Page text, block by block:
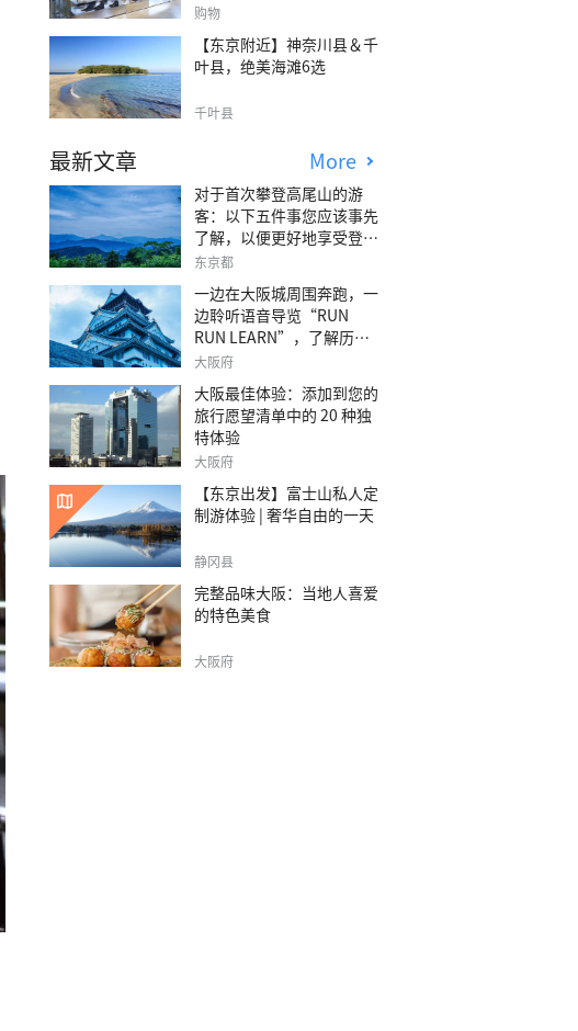
购物
【东京附近】神奈川县＆千
叶县，绝美海滩6选
千叶县
最新文章 More
对于首次攀登高尾山的游
客：以下五件事您应该事先
了解，以便更好地享受登山
之旅。
东京都
一边在大阪城周围奔跑，一
边聆听语音导览“RUN
RUN LEARN”，了解历
史。
大阪府
大阪最佳体验：添加到您的
旅行愿望清单中的 20 种独
特体验
大阪府
【东京出发】富士山私人定
制游体验 | 奢华自由的一天
静冈县
完整品味大阪：当地人喜爱
的特色美食
大阪府